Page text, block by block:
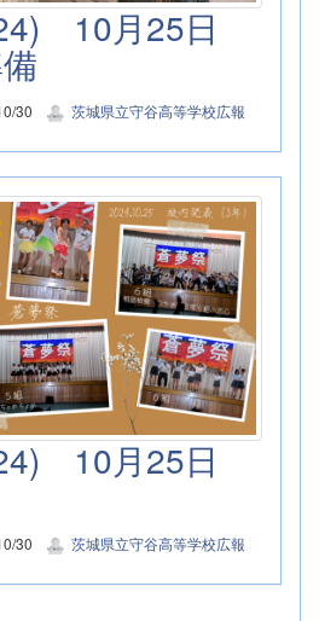
10月25日
30 茨城県立守谷高等学校広報
10月25日
30 茨城県立守谷高等学校広報